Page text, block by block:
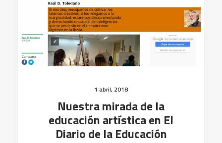
1 abril, 2018
Nuestra mirada de la
educación artística en El
Diario de la Educación